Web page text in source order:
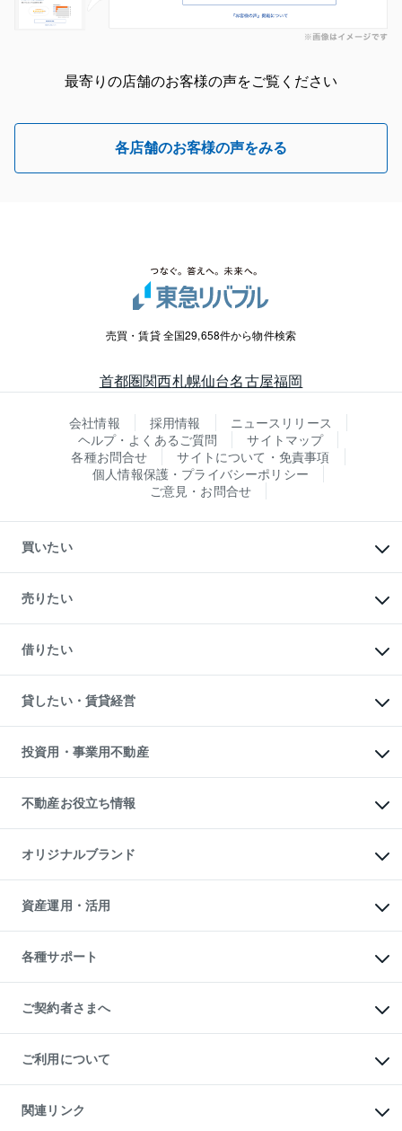
最寄りの店舗のお客様の声をご覧ください
各店舗のお客様の声をみる
売買・賃貸 全国29,658件から物件検索
首都圏関西札幌仙台名古屋福岡
会社情報 採用情報
ニュースリリース
ヘルプ・よくあるご質問
サイトマップ
各種お問合せ
サイトについて・免責事項
個人情報保護・プライバシーポリシー
ご意見・お問合せ
買いたい
新築・分譲マンションの購入
中古マンションの購入
一戸建ての購入
中古一戸建ての購入
不動産購入の流れ
注目キーワード物件特集
購入ガイド
English 繁体中文簡体中文
売りたい
一戸建ての売却・査定
土地の売却・査定
スピードAI査定
不動産査定について
不動産売却の流れ
不動産買換えの流れ
売却ガイド
借りたい
オフィス・店舗の賃貸
借りるときの流れ
借りるガイド
貸したい・賃貸経営
マンション賃料データ
賃貸管理プラン
リロケーションについて
貸すガイド
投資用・事業用不動産
事業用不動産
マンション投資
投資用マンション
アパート経営
収益物件
ビル購入（ビル一棟）
投資用不動産の売却査定
事業用不動産の売却査定
不動産お役立ち情報
マンションライブラリー
人気マンションランキング
暮らしに役立つ不動産メディア
不動産相場・不動産価格情報
不動産コラム・ニュース
不動産用語集
不動産なんでもネット相談室
住まいの税金
オリジナルブランド
一棟リノベーションマンション
L`GENTE（ルジェンテ）
区分リノベーションマンション
投資用一棟レジデンスWELL
不動産小口投資
LEGACIA（レガシア）
資産運用・活用
不動産M&A
アセットマネジメント・出資
各種サポート
相続サポート
リフォームサポート
ご契約者さまへ
ご紹介・再契約特典
入居者様専用-各種ご案内（賃貸）
東急こすもす会「こすもすWeb」
ご利用について
金融商品取引について
東急リバブル ソーシャルメディアポリシー
関連リンク